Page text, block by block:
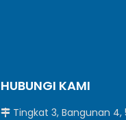
HUBUNGI KAMI
 Tingkat 3, Bangunan